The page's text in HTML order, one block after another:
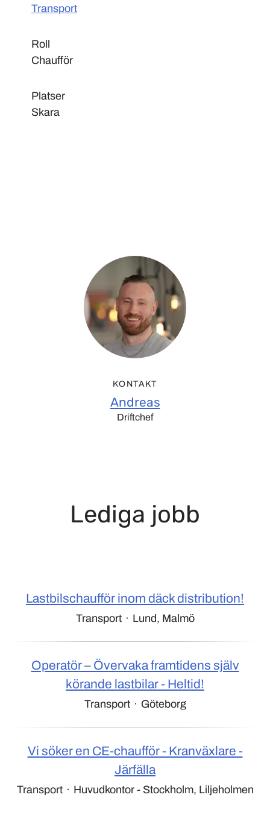
Transport
Roll
Chaufför
Platser
Skara
KONTAKT
Andreas
Driftchef
Lediga jobb
Lastbilschaufför inom däck distribution!
Transport · Lund, Malmö
Operatör – Övervaka framtidens själv
körande lastbilar - Heltid!
Transport · Göteborg
Vi söker en CE-chaufför - Kranväxlare -
Järfälla
Transport · Huvudkontor - Stockholm, Liljeholmen